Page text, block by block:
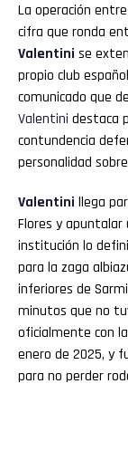
La operación
cifra que ronda
Valentini se
propio club
comunicado que
Valentini destaca
contundencia
personalidad
Valentini llega
Flores y
institución lo
para la zaga
inferiores de
minutos que no
oficialmente con
enero de 2025, y
para no perder